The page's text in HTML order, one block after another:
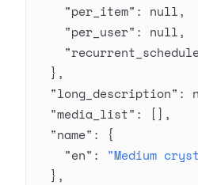
    "per_item"
: null,
    "per_user"
: null,
  },
  "long_description"
:
  "media_list"
: [],
  "name"
: {
    "en"
: "Medium
  },